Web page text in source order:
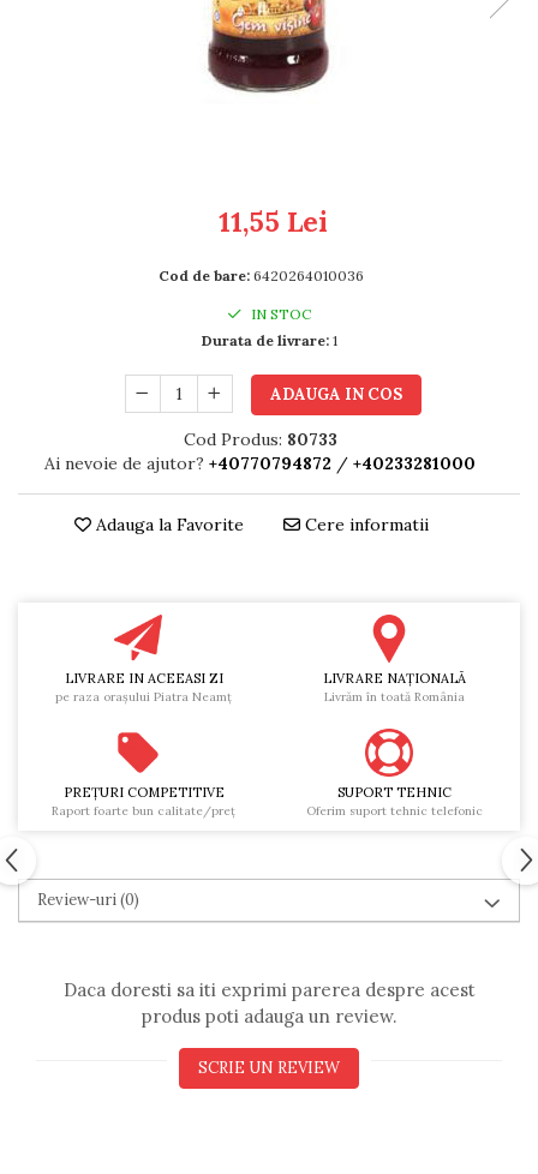
11,55 Lei
Cod de bare: 6420264010036
IN STOC
Durata de livrare:1
ADAUGA IN COS
Cod Produs: 80733
Ai nevoie de ajutor? +40770794872 / +40233281000
Adauga la Favorite Cere informatii
LIVRARE IN ACEEASI ZI
pe raza oraşului Piatra Neamţ
LIVRARE NAŢIONALĂ
Livrăm în toată România
PREŢURI COMPETITIVE
Raport foarte bun calitate/preţ
SUPORT TEHNIC
Oferim suport tehnic telefonic
Review-uri(0)
Daca doresti sa iti exprimi parerea despre acest
produs poti adauga un review.
SCRIE UN REVIEW